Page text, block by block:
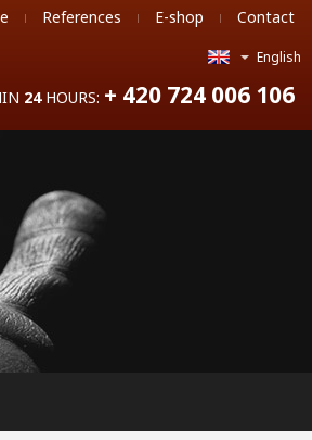
References E-shop Contact
24HOURS: + 420 724 006 106
English